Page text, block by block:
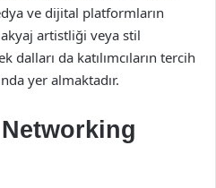
ve dijital platformların
artistliği veya stil
dalları da katılımcıların tercih
yer almaktadır.